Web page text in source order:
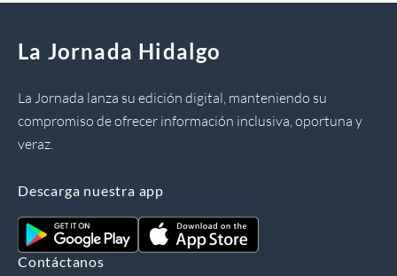
La Jornada Hidalgo
La Jornada lanza su edición digital, manteniendo su
compromiso de ofrecer información inclusiva, oportuna y
veraz.
Descarga nuestra app
Contáctanos